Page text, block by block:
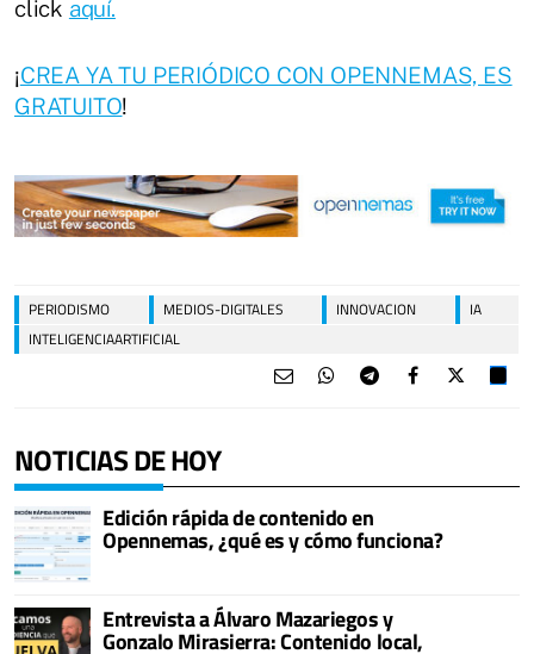
click aquí.
¡CREA YA TU PERIÓDICO CON OPENNEMAS, ES
GRATUITO!
PERIODISMO MEDIOS-DIGITALES INNOVACION
IA
INTELIGENCIAARTIFICIAL
NOTICIAS DE HOY
Edición rápida de contenido en
Opennemas, ¿qué es y cómo funciona?
Entrevista a Álvaro Mazariegos y
Gonzalo Mirasierra: Contenido local,